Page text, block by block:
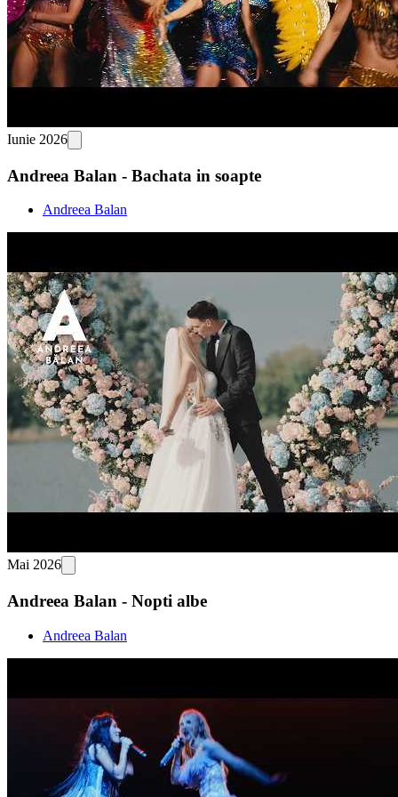
Iunie 2026
Andreea Balan - Bachata in soapte
Andreea Balan
Mai 2026
Andreea Balan - Nopti albe
Andreea Balan